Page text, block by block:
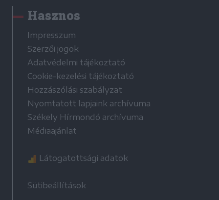
Hasznos
Impresszum
Szerzői jogok
Adatvédelmi tájékoztató
Cookie-kezelési tájékoztató
Hozzászólási szabályzat
Nyomtatott lapjaink archívuma
Székely Hírmondó archívuma
Médiaajánlat
Látogatottsági adatok
Sütibeállítások